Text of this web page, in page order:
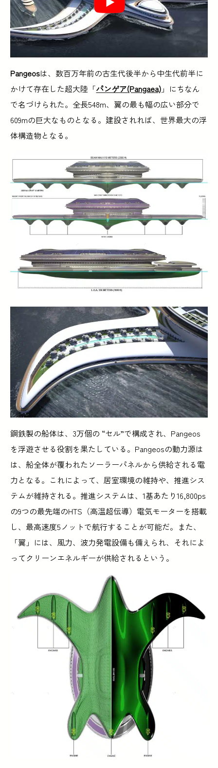
Pangeosは、数百万年前の古生代後半から中生代前半に
かけて存在した超大陸「パンゲア(Pangaea) 」にちなん
で名づけられた。全長548m、翼の最も幅の広い部分で
609mの巨大なものとなる。建設されれば、世界最大の浮
体構造物となる。
鋼鉄製の船体は、3万個の “セル”で構成され、Pangeos
を浮遊させる役割を果たしている。Pangeosの動力源は
は、船全体が覆われたソーラーパネルから供給される電
力となる。これによって、居室環境の維持や、推進シス
テムが維持される。推進システムは、1基あたり16,800ps
の9つの最先端のHTS（高温超伝導）電気モーターを搭載
し、最高速度5ノットで航行することが可能だ。また、
「翼」には、風力、波力発電設備も備えられ、それによ
ってクリーンエネルギーが供給されるという。